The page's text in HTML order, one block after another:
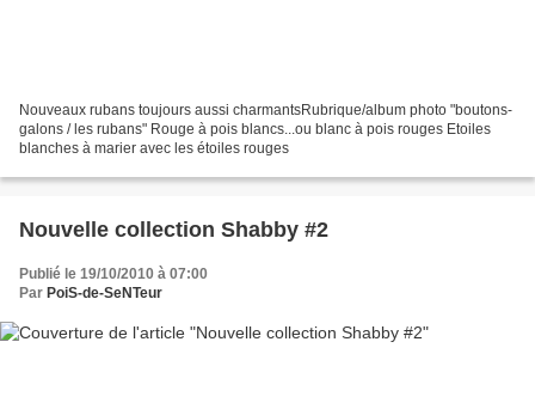
Nouveaux rubans toujours aussi charmantsRubrique/album photo "boutons-
galons / les rubans" Rouge à pois blancs...ou blanc à pois rouges Etoiles
blanches à marier avec les étoiles rouges
Nouvelle collection Shabby #2
Publié le 19/10/2010 à 07:00
Par PoiS-de-SeNTeur